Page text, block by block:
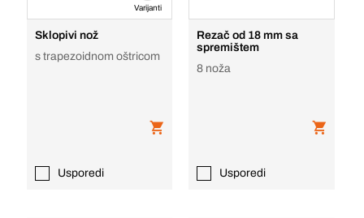
Varijanti
Sklopivi nož
s trapezoidnom oštricom
Usporedi
Rezač od 18 mm sa
spremištem
8 noža
Usporedi